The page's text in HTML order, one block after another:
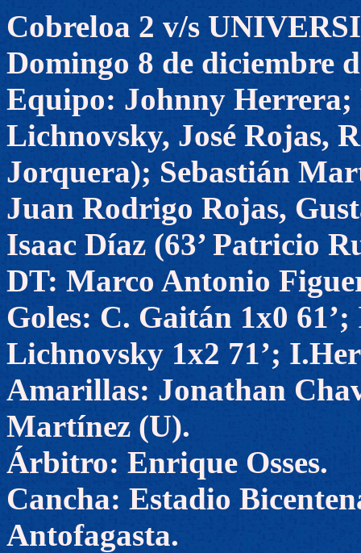
Cobreloa 2 v/s
Domingo 8 de diciembre
Equipo: Johnny Herrera;
Lichnovsky, José Rojas,
Jorquera); Sebastián
Juan Rodrigo Rojas,
Isaac Díaz (63’ Patricio
DT: Marco Antonio
Goles: C. Gaitán 1x0
Lichnovsky 1x2 71’;
Amarillas: Jonathan
Martínez (U).
Árbitro: Enrique Osses.
Cancha: Estadio
Antofagasta.